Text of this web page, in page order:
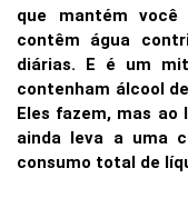
que mantém você
contêm água
diárias. E é um
contenham álcool
Eles fazem, mas ao
ainda leva a uma
consumo total de